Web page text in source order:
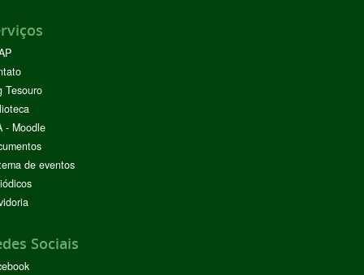
Tesouro
- Moodle
de eventos
Sociais